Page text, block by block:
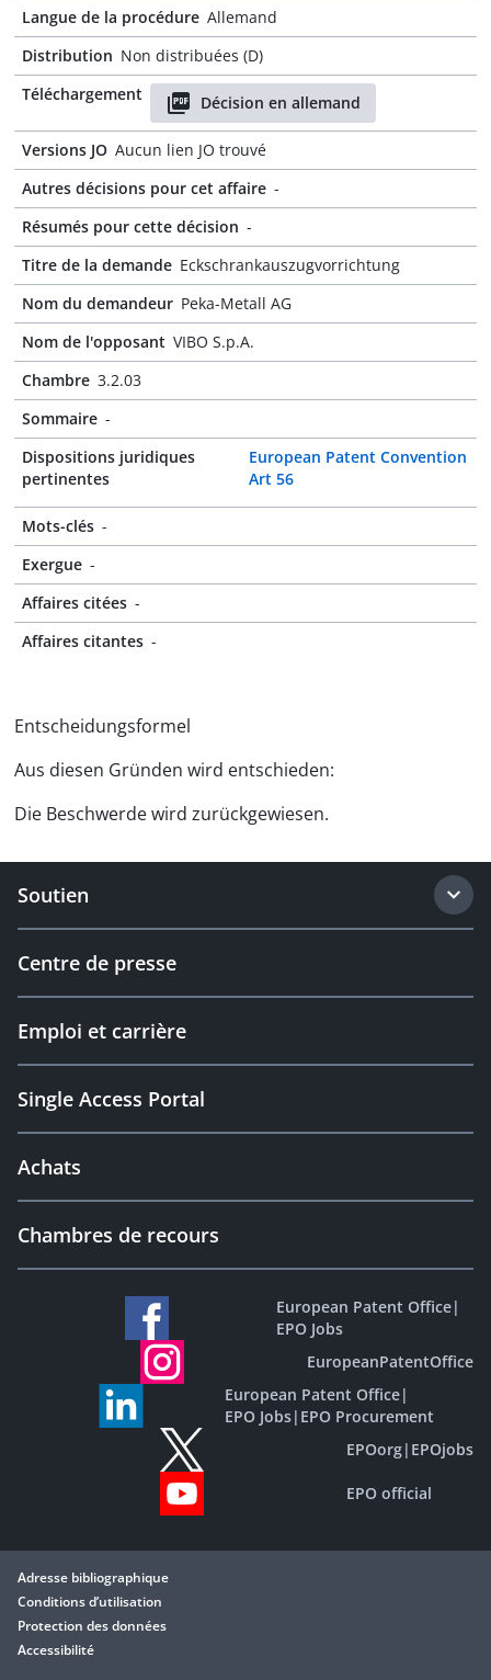
Langue de la procédure Allemand
Distribution Non distribuées (D)
Téléchargement
Décision en allemand
Versions JO Aucun lien JO trouvé
Autres décisions pour cet affaire -
Résumés pour cette décision -
Titre de la demande Eckschrankauszugvorrichtung
Nom du demandeur Peka-Metall AG
Nom de l'opposant VIBO S.p.A.
Chambre 3.2.03
Sommaire -
Dispositions juridiques
pertinentes
European Patent Convention
Art 56
Mots-clés -
Exergue -
Affaires citées -
Affaires citantes -
Entscheidungsformel
Aus diesen Gründen wird entschieden:
Die Beschwerde wird zurückgewiesen.
Soutien
Centre de presse
Emploi et carrière
Single Access Portal
Achats
Chambres de recours
European Patent Office|
EPO Jobs
EuropeanPatentOffice
European Patent Office|
EPO Jobs| EPO Procurement
EPOorg| EPOjobs
EPO official
Adresse bibliographique
Conditions d’utilisation
Protection des données
Accessibilité